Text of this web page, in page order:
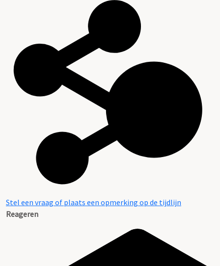
Stel een vraag of plaats een opmerking op de tijdlijn
Reageren